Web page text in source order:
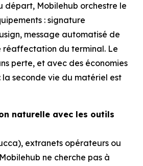
départ, Mobilehub orchestre le
: signature
message automatisé de
réaffectation du terminal. Le
perte, et avec des économies
la seconde vie du matériel est
naturelle avec les outils
extranets opérateurs ou
ne cherche pas à